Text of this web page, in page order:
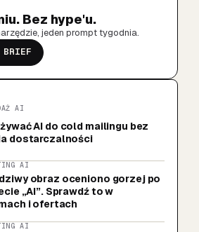
Bez hype'u.
jeden prompt tygodnia.
AI
AI do cold mailingu bez
dostarczalności
AI
obraz oceniono gorzej po
„AI”. Sprawdź to w
i ofertach
AI